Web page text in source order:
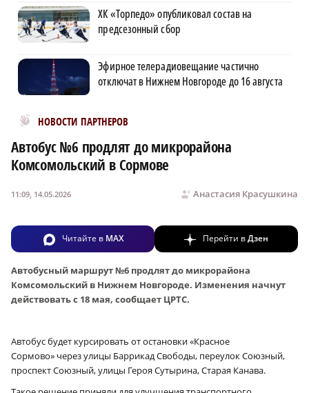
ХК «Торпедо» опубликовал состав на
предсезонный сбор
Эфирное телерадиовещание частично
отключат в Нижнем Новгороде до 16 августа
НОВОСТИ ПАРТНЕРОВ
Новости МирТесен
Автобус №6 продлят до микрорайона
Комсомольский в Сормове
Анастасия Красушкина
11:09, 14.05.2026
Читайте в MAX Перейти вДзен
Автобусный маршрут №6 продлят до микрорайона
Комсомольский в Нижнем Новгороде. Изменения начнут
действовать с 18 мая, сообщает ЦРТС.
Автобус будет курсировать от остановки «Красное
Сормово» через улицы Баррикад Свободы, переулок Союзный,
проспект Союзный, улицы Героя Сутырина, Старая Канава.